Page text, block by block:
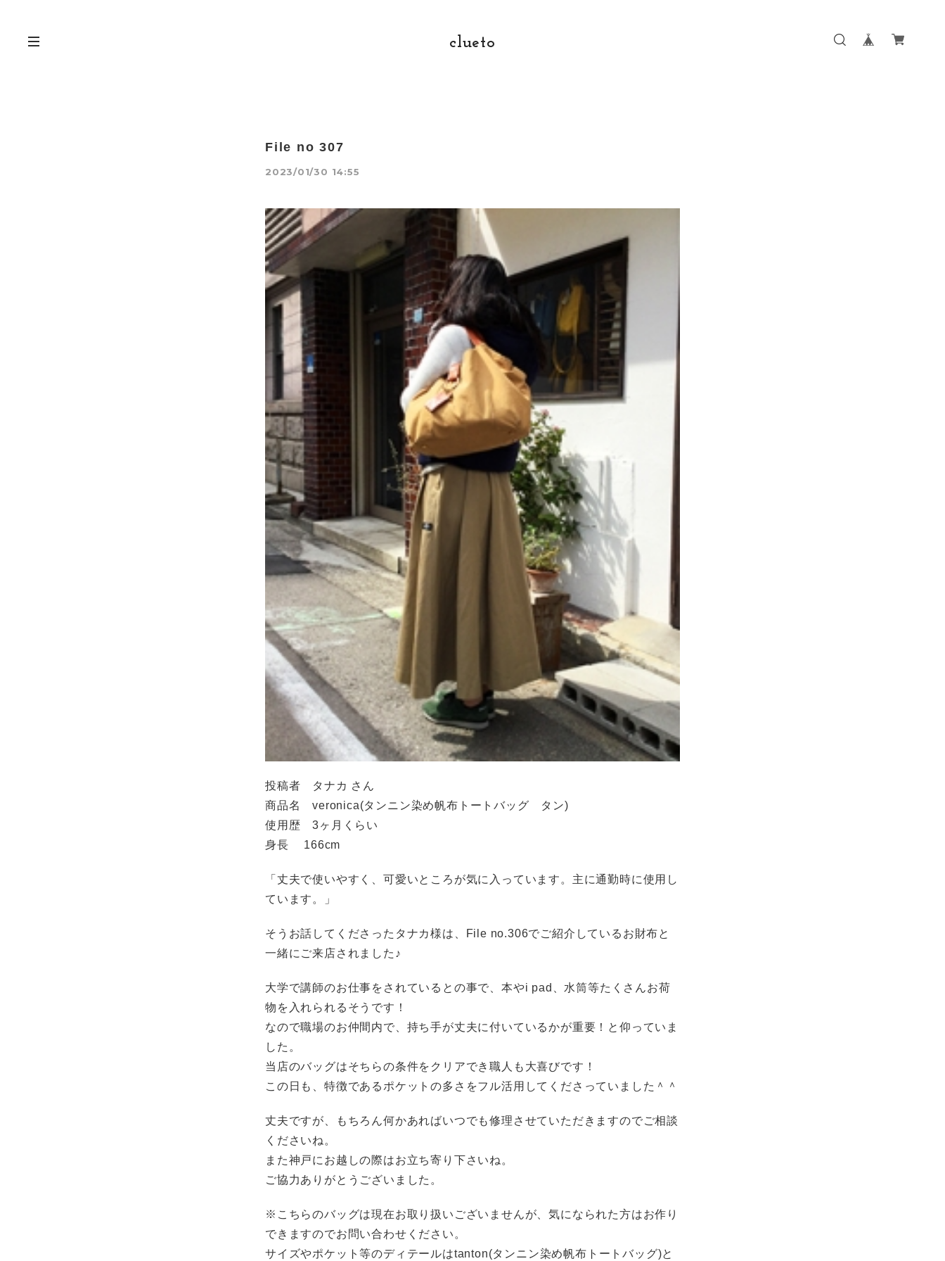
clueto
File no 307
2023/01/30 14:55
投稿者 タナカ さん
商品名 veronica(タンニン染め帆布トートバッグ タン)
使用歴 3ヶ月くらい
身長 166cm
「丈夫で使いやすく、可愛いところが気に入っています。主に通勤時に使用し
ています。」
そうお話してくださったタナカ様は、File no.306でご紹介しているお財布と
一緒にご来店されました♪
大学で講師のお仕事をされているとの事で、本やi pad、水筒等たくさんお荷
物を入れられるそうです！
なので職場のお仲間内で、持ち手が丈夫に付いているかが重要！と仰っていま
した。
当店のバッグはそちらの条件をクリアでき職人も大喜びです！
この日も、特徴であるポケットの多さをフル活用してくださっていました＾＾
丈夫ですが、もちろん何かあればいつでも修理させていただきますのでご相談
くださいね。
また神戸にお越しの際はお立ち寄り下さいね。
ご協力ありがとうございました。
※こちらのバッグは現在お取り扱いございませんが、気になられた方はお作り
できますのでお問い合わせください。
サイズやポケット等のディテールはtanton(タンニン染め帆布トートバッグ)と